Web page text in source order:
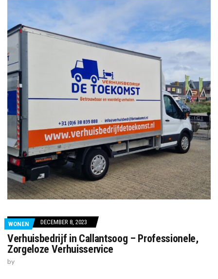
WONEN DECEMBER 8, 2023
Verhuisbedrijf in Callantsoog – Professionele,
Zorgeloze Verhuisservice
by